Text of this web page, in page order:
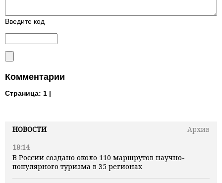
НОВОСТИ
Архив
18:14
В России создано около 110 маршрутов научно-
популярного туризма в 35 регионах
Введите код
Комментарии
Страница: 1 |